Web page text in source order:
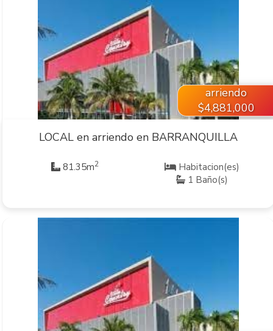
VER INMUEBLE
arriendo
$4,881,000
LOCAL en arriendo en BARRANQUILLA
81.35m2
Habitacion(es)
1 Baño(s)
VER INMUEBLE